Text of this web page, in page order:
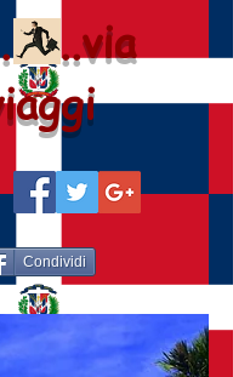
..via
Condividi